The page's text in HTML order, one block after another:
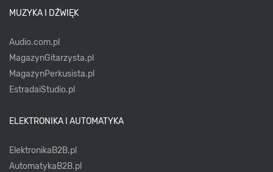
MUZYKA I DŹWIĘK
Audio.com.pl
MagazynGitarzysta.pl
MagazynPerkusista.pl
EstradaiStudio.pl
ELEKTRONIKA I AUTOMATYKA
ElektronikaB2B.pl
AutomatykaB2B.pl